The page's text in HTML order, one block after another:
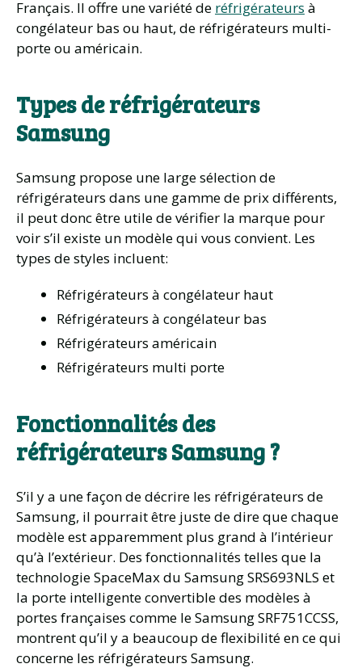
Français. Il offre une variété de réfrigérateurs à
congélateur bas ou haut, de réfrigérateurs multi-
porte ou américain.
Types de réfrigérateurs
Samsung
Samsung propose une large sélection de
réfrigérateurs dans une gamme de prix différents,
il peut donc être utile de vérifier la marque pour
voir s’il existe un modèle qui vous convient. Les
types de styles incluent:
Réfrigérateurs à congélateur haut
Réfrigérateurs à congélateur bas
Réfrigérateurs américain
Réfrigérateurs multi porte
Fonctionnalités des
réfrigérateurs Samsung ?
S’il y a une façon de décrire les réfrigérateurs de
Samsung, il pourrait être juste de dire que chaque
modèle est apparemment plus grand à l’intérieur
qu’à l’extérieur. Des fonctionnalités telles que la
technologie SpaceMax du Samsung SRS693NLS et
la porte intelligente convertible des modèles à
portes françaises comme le Samsung SRF751CCSS,
montrent qu’il y a beaucoup de flexibilité en ce qui
concerne les réfrigérateurs Samsung.